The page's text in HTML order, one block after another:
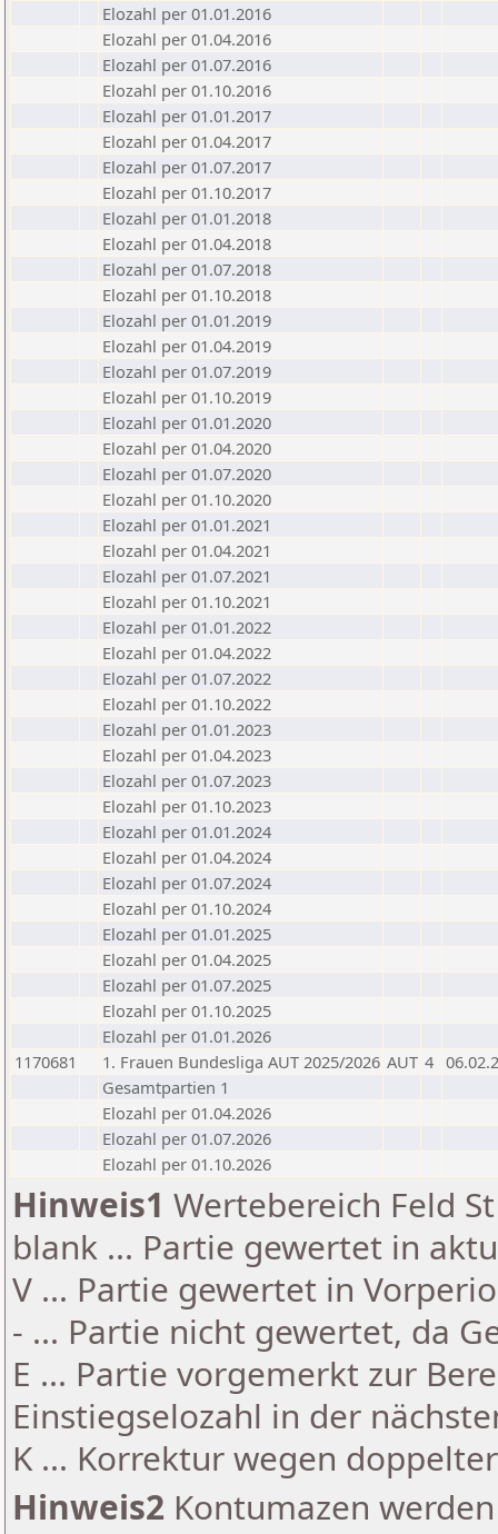
Elozahl per 01.01.2016
Elozahl per 01.04.2016
Elozahl per 01.07.2016
Elozahl per 01.10.2016
Elozahl per 01.01.2017
Elozahl per 01.04.2017
Elozahl per 01.07.2017
Elozahl per 01.10.2017
Elozahl per 01.01.2018
Elozahl per 01.04.2018
Elozahl per 01.07.2018
Elozahl per 01.10.2018
Elozahl per 01.01.2019
Elozahl per 01.04.2019
Elozahl per 01.07.2019
Elozahl per 01.10.2019
Elozahl per 01.01.2020
Elozahl per 01.04.2020
Elozahl per 01.07.2020
Elozahl per 01.10.2020
Elozahl per 01.01.2021
Elozahl per 01.04.2021
Elozahl per 01.07.2021
Elozahl per 01.10.2021
Elozahl per 01.01.2022
Elozahl per 01.04.2022
Elozahl per 01.07.2022
Elozahl per 01.10.2022
Elozahl per 01.01.2023
Elozahl per 01.04.2023
Elozahl per 01.07.2023
Elozahl per 01.10.2023
Elozahl per 01.01.2024
Elozahl per 01.04.2024
Elozahl per 01.07.2024
Elozahl per 01.10.2024
Elozahl per 01.01.2025
Elozahl per 01.04.2025
Elozahl per 01.07.2025
Elozahl per 01.10.2025
Elozahl per 01.01.2026
1170681
1. Frauen Bundesliga AUT 2025/2026 AUT 4
Gesamtpartien 1
Elozahl per 01.04.2026
Elozahl per 01.07.2026
Elozahl per 01.10.2026
Hinweis1 Wertebereich Feld
blank ... Partie gewertet in
V ... Partie gewertet in
- ... Partie nicht gewertet, da
E ... Partie vorgemerkt zur
Einstiegselozahl in der
K ... Korrektur wegen
Hinweis2 Kontumazen